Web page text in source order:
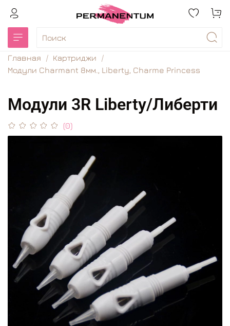
Главная
Картриджи
Модули Charmant 8мм., Liberty, Charme Princess
Модули 3R Liberty/Либерти
(0)